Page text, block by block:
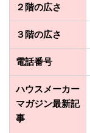
２階の広さ
３階の広さ
電話番号
ハウスメーカー
マガジン最新記
事